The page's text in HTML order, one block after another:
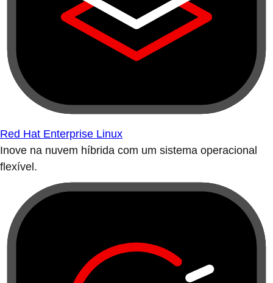
Red Hat Enterprise Linux
Inove na nuvem híbrida com um sistema operacional
flexível.